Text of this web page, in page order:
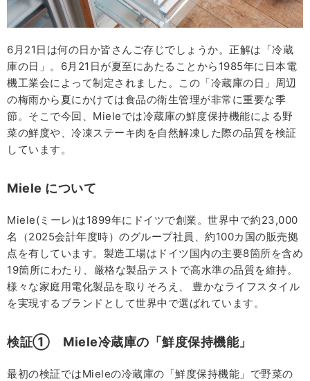
6⽉21⽇は何の日か皆さんご存じでしょうか。正解は「冷蔵
庫の日」。6⽉21⽇が夏至にあたることから1985年に⽇本電
機⼯業会によって制定されました。この「冷蔵庫の日」周辺
の梅雨から夏にかけては⾷品の衛⽣管理が非常に重要な季
節。そこで今回、Mieleでは冷蔵庫の鮮度保持機能による野
菜の鮮度や、冷凍ステーキ⾁を⾃然解凍した際の品質を検証
しています。
Miele について
Miele(ミーレ)は1899年にドイツで創業。世界中で約23,000
名（2025会計年度時）のグループ社員、約100カ国の販売拠
点を有しています。製造⼯場はドイツ国内の主要8箇所を含め
19箇所にわたり、厳格な製品テストで⾼⽔準の品質を維持。
様々な家庭⽤電化製品を取りそろえ、 豊かなライフスタイル
を実現するブランドとして世界中で選ばれています。
検証① Miele冷蔵庫の「鮮度保持機能」
最初の検証ではMieleの冷蔵庫の「鮮度保持機能」で野菜の